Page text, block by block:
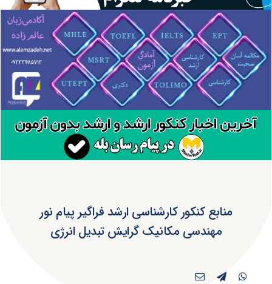
منابع کنکور کارشناسی ارشد فراگیر پیام نور
مهندسی مکانیک گرایش تبدیل انرژی